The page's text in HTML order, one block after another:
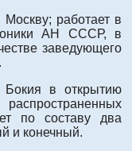
работает в
АН СССР, в
заведующего
Бокия в открытию
по составу два
и конечный.